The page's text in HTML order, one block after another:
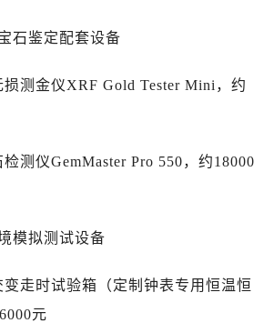
石鉴定配套设备
损测金仪XRF Gold Tester Mini，约
检测仪GemMaster Pro 550，约18000
模拟测试设备
变走时试验箱（定制钟表专用恒温恒
元